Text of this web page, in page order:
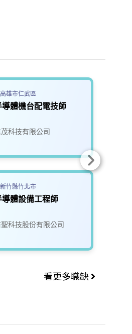
高雄市仁武區
導體機台配電技師
科技有限公司
新竹縣竹北市
導體設備工程師
科技股份有限公司
看更多職缺